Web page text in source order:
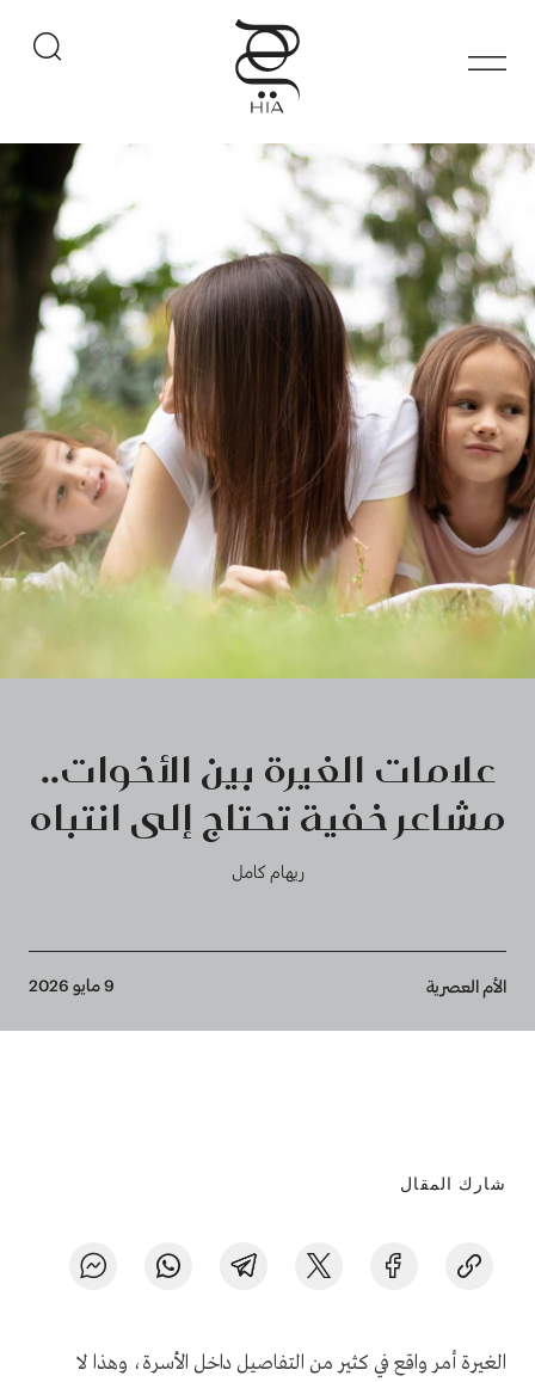
علامات الغيرة بين الأخوات..
مشاعر خفية تحتاج إلى انتباه
ريهام كامل
Breadcrumb
الأم العصرية 9 مايو 2026
شارك المقال
الغيرة أمر واقع في كثير من التفاصيل داخل الأسرة، وهذا لا